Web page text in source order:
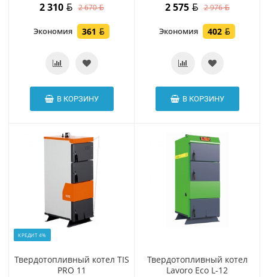
2 310 2 670
Экономия 361
В КОРЗИНУ
2 575 2 976
Экономия 402
В КОРЗИНУ
КРЕДИТ 4%
Твердотопливный котел TIS
PRO 11
Твердотопливный котел
Lavoro Eco L-12